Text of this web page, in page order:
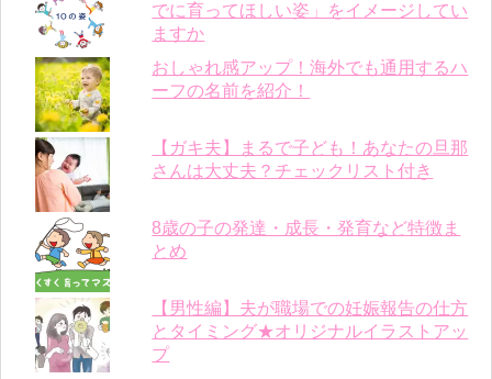
でに育ってほしい姿」をイメージしてい
ますか
おしゃれ感アップ！海外でも通用するハ
ーフの名前を紹介！
【ガキ夫】まるで子ども！あなたの旦那
さんは大丈夫？チェックリスト付き
8歳の子の発達・成長・発育など特徴ま
とめ
【男性編】夫が職場での妊娠報告の仕方
とタイミング★オリジナルイラストアッ
プ